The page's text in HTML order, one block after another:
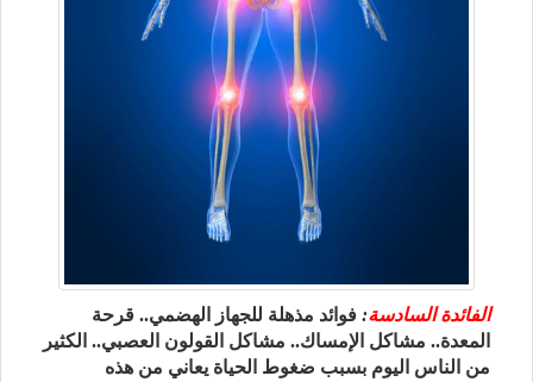
الفائدة السادسة:فوائد مذهلة للجهاز الهضمي.. قرحة
المعدة.. مشاكل الإمساك.. مشاكل القولون العصبي.. الكثير
من الناس اليوم بسبب ضغوط الحياة يعاني من هذه